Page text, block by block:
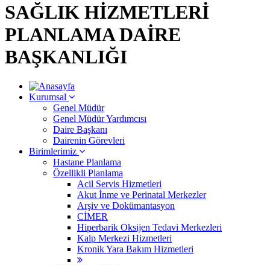
SAĞLIK HİZMETLERİ
PLANLAMA DAİRE
BAŞKANLIĞI
Kurumsal
Genel Müdür
Genel Müdür Yardımcısı
Daire Başkanı
Dairenin Görevleri
Birimlerimiz
Hastane Planlama
Özellikli Planlama
Acil Servis Hizmetleri
Akut İnme ve Perinatal Merkezler
Arşiv ve Dokümantasyon
CİMER
Hiperbarik Oksijen Tedavi Merkezleri
Kalp Merkezi Hizmetleri
Kronik Yara Bakım Hizmetleri